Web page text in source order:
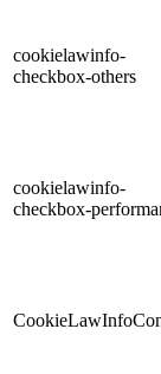
cookielawinfo-
checkbox-others
cookielawinfo-
checkbox-